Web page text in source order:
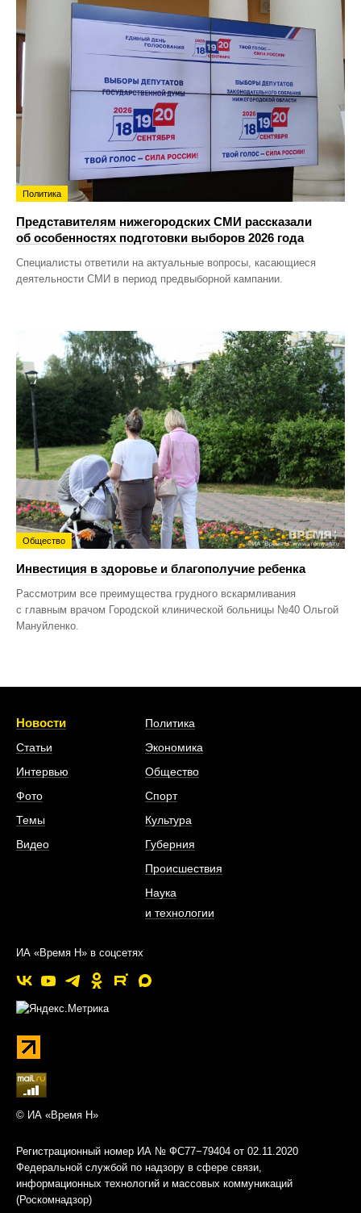
Политика
Представителям нижегородских СМИ рассказали
об особенностях подготовки выборов 2026 года
Специалисты ответили на актуальные вопросы, касающиеся
деятельности СМИ в период предвыборной кампании.
Общество
Инвестиция в здоровье и благополучие ребенка
Рассмотрим все преимущества грудного вскармливания
с главным врачом Городской клинической больницы №40 Ольгой
Мануйленко.
Новости
Статьи
Интервью
Фото
Темы
Видео
Политика
Экономика
Общество
Спорт
Культура
Губерния
Происшествия
Наука
и технологии
ИА «Время Н» в соцсетях
© ИА «Время Н»
Регистрационный номер ИА № ФС77−79404 от 02.11.2020
Федеральной службой по надзору в сфере связи,
информационных технологий и массовых коммуникаций
(Роскомнадзор)